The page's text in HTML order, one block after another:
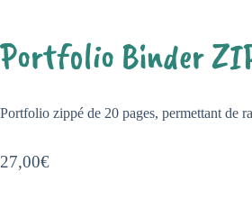
Portfolio Binder
27,00€
Portfolio zippé de 20 pages, permettant de